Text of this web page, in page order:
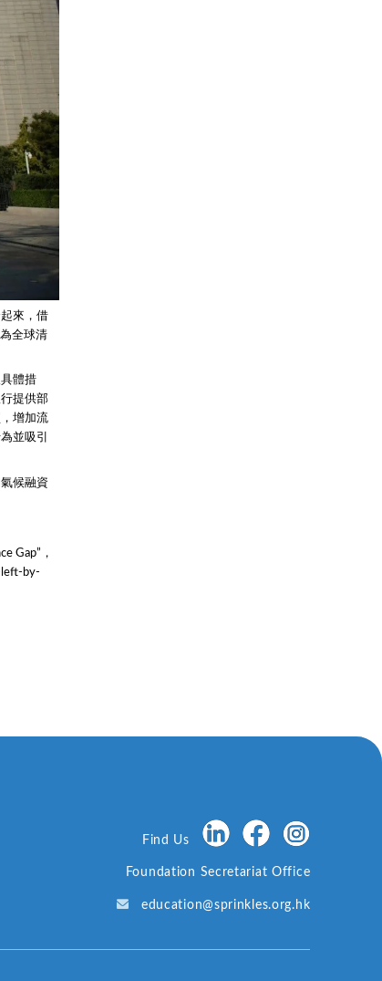
來，借
全球清
體措
提供部
增加流
並吸引
候融資
Gap”，
left-by-
Find Us
Foundation Secretariat Office
education@sprinkles.org.hk